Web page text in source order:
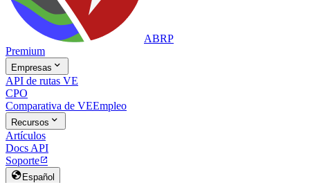
ABRP
Premium
Empresas 
API de rutas VE
CPO
Comparativa de VEEmpleo
Recursos 
Artículos
Docs API
Soporte
 Español